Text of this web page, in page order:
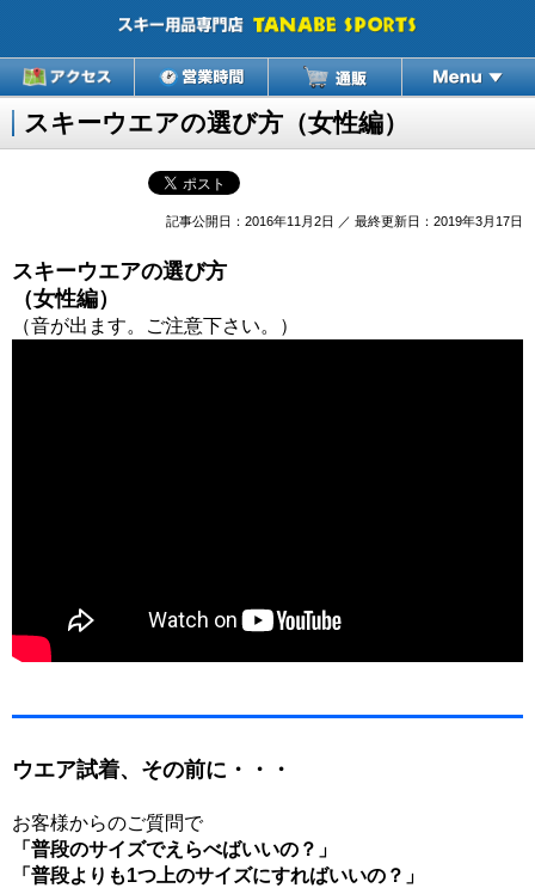
スキーウエアの選び方（女性編）
記事公開日：2016年11月2日 ／ 最終更新日：2019年3月17日
スキーウエアの選び方
（女性編）
（音が出ます。ご注意下さい。）
ウエア試着、その前に・・・
お客様からのご質問で
「普段のサイズでえらべばいいの？」
「普段よりも1つ上のサイズにすればいいの？」